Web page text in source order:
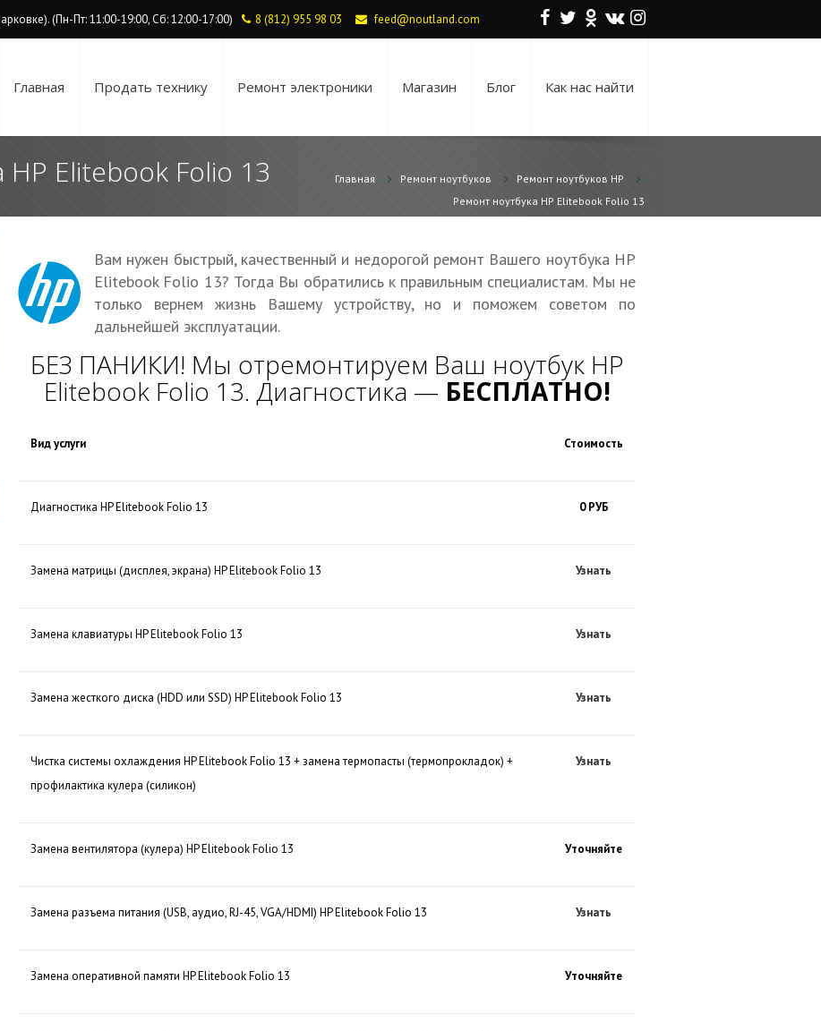
F T O V I
(Пн-Пт: 11:00-19:00, Сб: 12:00-17:00) 8 (812) 955 98 03 feed@noutland.com
Главная Продать технику Ремонт электроники Магазин Блог Как нас найти
HP Elitebook Folio 13 Главная Ремонт ноутбуков
Ремонт ноутбуков HP
Ремонт ноутбука HP Elitebook Folio 13
Вам нужен быстрый, качественный и недорогой ремонт Вашего ноутбука HP
Elitebook Folio 13? Тогда Вы обратились к правильным специалистам. Мы не
только вернем жизнь Вашему устройству, но и поможем советом по
дальнейшей эксплуатации.
БЕЗ ПАНИКИ! Мы отремонтируем Ваш ноутбук HP
Elitebook Folio 13. Диагностика — БЕСПЛАТНО!
Вид услуги Стоимость
Диагностика HP Elitebook Folio 13 0 РУБ
Замена матрицы (дисплея, экрана) HP Elitebook Folio 13 Узнать
Замена клавиатуры HP Elitebook Folio 13 Узнать
Замена жесткого диска (HDD или SSD) HP Elitebook Folio 13 Узнать
Чистка системы охлаждения HP Elitebook Folio 13 + замена термопасты (термопрокладок) +
профилактика кулера (силикон)
Узнать
Замена вентилятора (кулера) HP Elitebook Folio 13 Уточняйте
Замена разъема питания (USB, аудио, RJ-45, VGA/HDMI) HP Elitebook Folio 13 Узнать
Замена оперативной памяти HP Elitebook Folio 13 Уточняйте